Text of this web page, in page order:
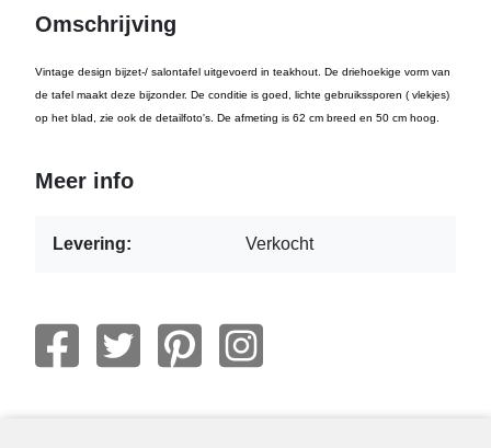
Omschrijving
Vintage design bijzet-/ salontafel uitgevoerd in teakhout. De driehoekige vorm van
de tafel maakt deze bijzonder. De conditie is goed, lichte gebruikssporen ( vlekjes)
op het blad, zie ook de detailfoto's. De afmeting is 62 cm breed en 50 cm hoog.
Meer info
Levering: Verkocht